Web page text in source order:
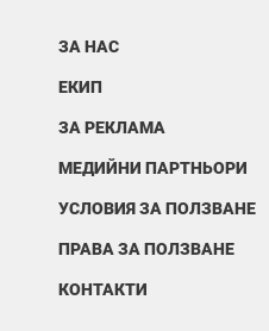
ЗА НАС
ЕКИП
ЗА РЕКЛАМА
МЕДИЙНИ ПАРТНЬОРИ
УСЛОВИЯ ЗА ПОЛЗВАНЕ
ПРАВА ЗА ПОЛЗВАНЕ
КОНТАКТИ